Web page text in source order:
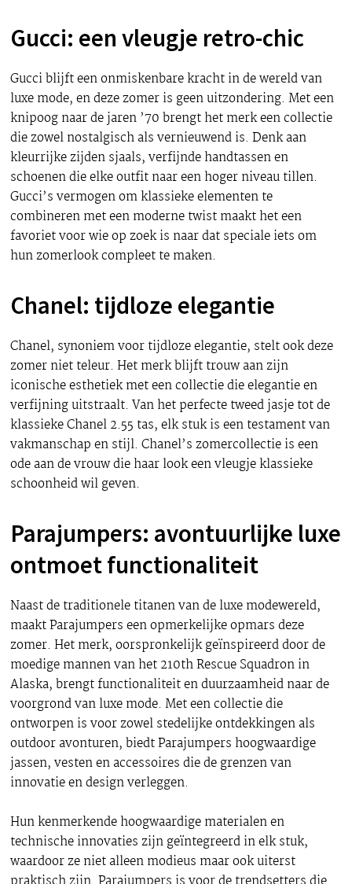
Gucci: een vleugje retro-chic
Gucci blijft een onmiskenbare kracht in de wereld van
luxe mode, en deze zomer is geen uitzondering. Met een
knipoog naar de jaren ’70 brengt het merk een collectie
die zowel nostalgisch als vernieuwend is. Denk aan
kleurrijke zijden sjaals, verfijnde handtassen en
schoenen die elke outfit naar een hoger niveau tillen.
Gucci’s vermogen om klassieke elementen te
combineren met een moderne twist maakt het een
favoriet voor wie op zoek is naar dat speciale iets om
hun zomerlook compleet te maken.
Chanel: tijdloze elegantie
Chanel, synoniem voor tijdloze elegantie, stelt ook deze
zomer niet teleur. Het merk blijft trouw aan zijn
iconische esthetiek met een collectie die elegantie en
verfijning uitstraalt. Van het perfecte tweed jasje tot de
klassieke Chanel 2.55 tas, elk stuk is een testament van
vakmanschap en stijl. Chanel’s zomercollectie is een
ode aan de vrouw die haar look een vleugje klassieke
schoonheid wil geven.
Parajumpers: avontuurlijke luxe
ontmoet functionaliteit
Naast de traditionele titanen van de luxe modewereld,
maakt Parajumpers een opmerkelijke opmars deze
zomer. Het merk, oorspronkelijk geïnspireerd door de
moedige mannen van het 210th Rescue Squadron in
Alaska, brengt functionaliteit en duurzaamheid naar de
voorgrond van luxe mode. Met een collectie die
ontworpen is voor zowel stedelijke ontdekkingen als
outdoor avonturen, biedt Parajumpers hoogwaardige
jassen, vesten en accessoires die de grenzen van
innovatie en design verleggen.
Hun kenmerkende hoogwaardige materialen en
technische innovaties zijn geïntegreerd in elk stuk,
waardoor ze niet alleen modieus maar ook uiterst